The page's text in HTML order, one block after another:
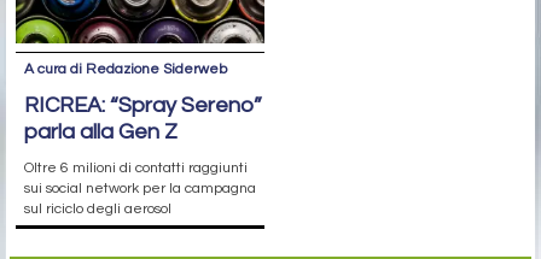
A cura di Redazione Siderweb
RICREA: “Spray Sereno”
parla alla Gen Z
Oltre 6 milioni di contatti raggiunti
sui social network per la campagna
sul riciclo degli aerosol